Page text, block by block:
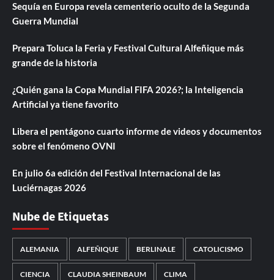
Sequía en Europa revela cementerio oculto de la Segunda
Guerra Mundial
Prepara Toluca la Feria y Festival Cultural Alfeñique más
grande de la historia
¿Quién gana la Copa Mundial FIFA 2026?; la Inteligencia
Artificial ya tiene favorito
Libera el pentágono cuarto informe de videos y documentos
sobre el fenómeno OVNI
En julio 6a edición del Festival Internacional de las
Luciérnagas 2026
Nube de Etiquetas
ALEMANIA ALFEÑIQUE BERLINALE CATOLICISMO
CIENCIA CLAUDIA SHEINBAUM CLIMA